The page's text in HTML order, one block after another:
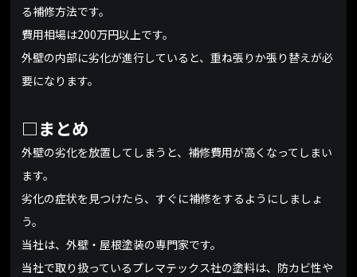
る補修方法です。
費用相場は200万円以上です。
外壁の内部に劣化が進行していると、重ね張りか張り替えが必
要になります。
□まとめ
外壁の劣化を放置してしまうと、補修費用が高くなってしまい
ます。
劣化の症状を見つけたら、すぐに補修をするようにしましょ
う。
当社は、外壁・屋根塗装の専門家です。
当社で取り扱っているプレマテックス社の塗料は、防カビ性や